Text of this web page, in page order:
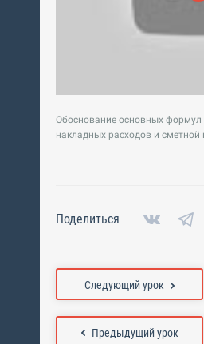
Обоснование основных формул
накладных расходов и сметной
Поделиться
Предыдущий урок
Следующий урок